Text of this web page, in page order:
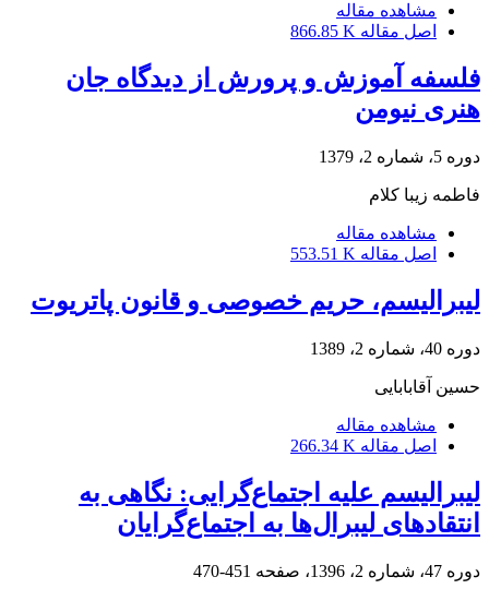
مشاهده مقاله
اصل مقاله 866.85 K
فلسفه آموزش و پرورش از دیدگاه جان
هنری نیومن
دوره 5، شماره 2، 1379
فاطمه زیبا کلام
مشاهده مقاله
اصل مقاله 553.51 K
لیبرالیسم، حریم خصوصی و قانون پاتریوت
دوره 40، شماره 2، 1389
حسین آقابابایی
مشاهده مقاله
اصل مقاله 266.34 K
لیبرالیسم علیه اجتماع‌گرایی: نگاهی به
انتقادهای لیبرال‌ها به اجتماع‌گرایان
دوره 47، شماره 2، 1396، صفحه 451-470